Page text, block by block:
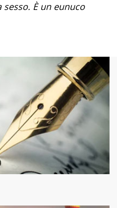
È un eunuco